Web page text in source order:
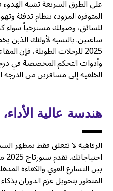
على الطرق السريعة تشبه
المتوفرة المزودة بنظام تدفئة
ساعتين. بالنسبة لأولئك الذين
2025 للرحلات الطويلة، فإن
وأدوات التحكم المخصصة في
الخلفية إلى مسافرين من الدرجة
هندسة عالية
الرفاهية لا تتعلق فقط بمظهر
بين التسارع القوي والكفاءة
المتطور بتحويل عزم الدوران